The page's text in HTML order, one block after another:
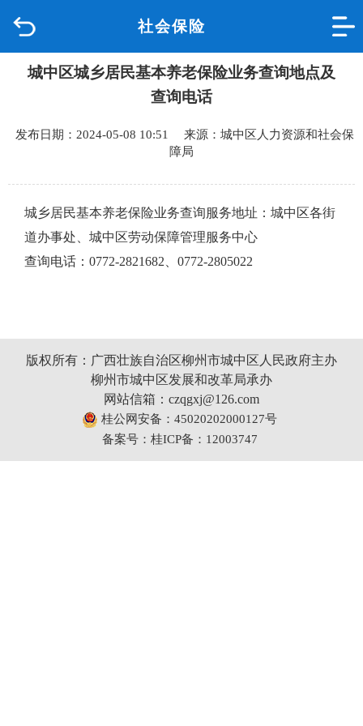
社会保险
品质城中
网上办事
互动回应
城中区城乡居民基本养老保险业务查询地点及
查询电话
发布日期：2024-05-08 10:51 来源：城中区人力资源和社会保
障局
城乡居民基本养老保险业务查询服务地址：城中区各街
道办事处、城中区劳动保障管理服务中心
查询电话： 0772-2821682、0772-2805022
版权所有：广西壮族自治区柳州市城中区人民政府主办
柳州市城中区发展和改革局承办
网站信箱：czqgxj@126.com
桂公网安备：45020202000127号
备案号：桂ICP备：12003747